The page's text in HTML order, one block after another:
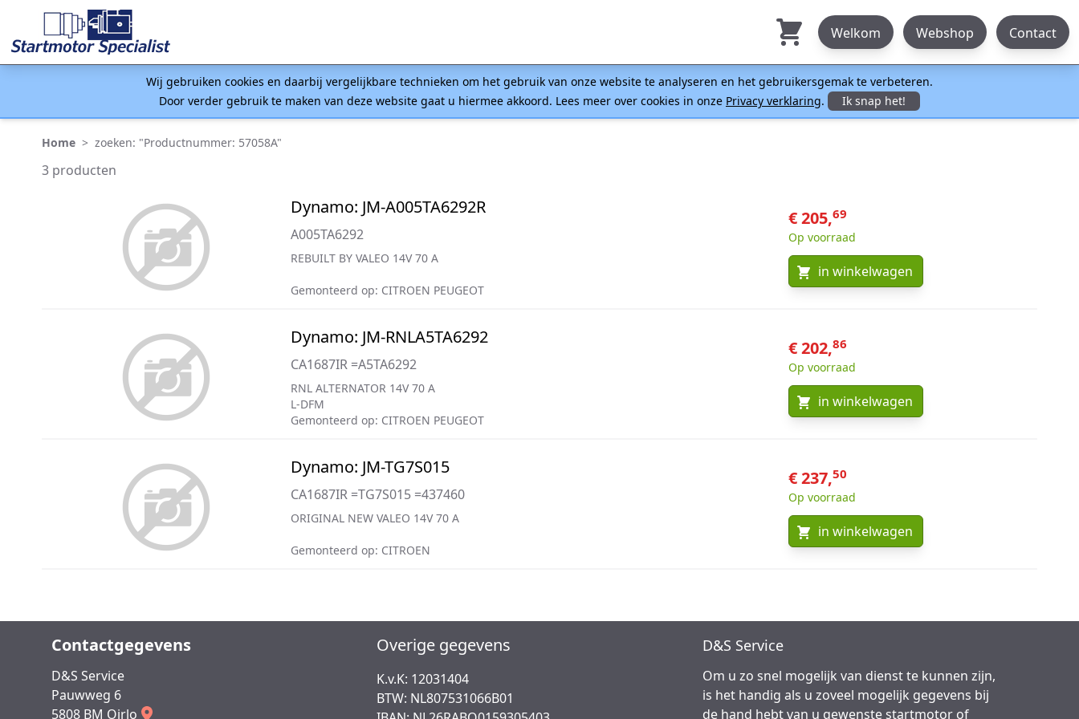
Welkom Webshop Contact
Wij gebruiken cookies en daarbij vergelijkbare technieken om het gebruik van onze website te analyseren en het gebruikersgemak te verbeteren.
Door verder gebruik te maken van deze website gaat u hiermee akkoord. Lees meer over cookies in onze Privacy verklaring. Ik snap het!
Home > zoeken: "Productnummer: 57058A"
3 producten
Dynamo: JM-A005TA6292R
A005TA6292
REBUILT BY VALEO 14V 70 A
Gemonteerd op: CITROEN PEUGEOT
€ 205,69
Op voorraad
in winkelwagen
Dynamo: JM-RNLA5TA6292
CA1687IR =A5TA6292
RNL ALTERNATOR 14V 70 A
L-DFM
Gemonteerd op: CITROEN PEUGEOT
€ 202,86
Op voorraad
in winkelwagen
Dynamo: JM-TG7S015
CA1687IR =TG7S015 =437460
ORIGINAL NEW VALEO 14V 70 A
Gemonteerd op: CITROEN
€ 237,50
Op voorraad
in winkelwagen
Contactgegevens
D&S Service
Pauwweg 6
5808 BM Oirlo
Overige gegevens
K.v.K: 12031404
BTW: NL807531066B01
D&S Service
Om u zo snel mogelijk van dienst te kunnen zijn,
is het handig als u zoveel mogelijk gegevens bij
de hand hebt van u gewenste startmotor of